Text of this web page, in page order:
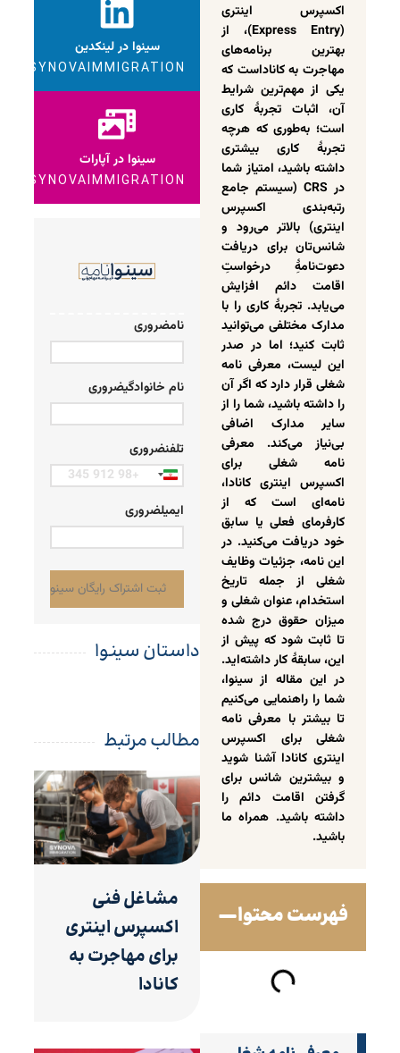
اکسپرس اینتری
(Express Entry)، از
بهترین برنامه‌های
مهاجرت به کاناداست که
یکی از مهم‌ترین شرایط
آن، اثبات تجربۀ کاری
است؛ به‌طوری که هرچه
تجربۀ کاری بیشتری
داشته باشید، امتیاز شما
در CRS (سیستم جامع
رتبه‌بندی اکسپرس
اینتری) بالاتر می‌رود و
شانس‌تان برای دریافت
دعوت‌نامۀِ درخواستِ
اقامت دائم افزایش
می‌یابد. تجربۀ کاری را با
مدارک مختلفی می‌توانید
ثابت کنید؛ اما در صدر
این لیست، معرفی نامه
شغلی قرار دارد که اگر آن
را داشته باشید، شما را از
سایر مدارک اضافی
بی‌نیاز می‌کند. معرفی
نامه شغلی برای
اکسپرس اینتری کانادا،
نامه‌ای است که از
کارفرمای فعلی یا سابق
خود دریافت می‌کنید. در
این نامه، جزئیات وظایف
شغلی از جمله تاریخ
استخدام، عنوان شغلی و
میزان حقوق درج شده
تا ثابت شود که پیش از
این، سابقۀ کار داشته‌اید.
در این مقاله از سینوا،
شما را راهنمایی می‌کنیم
تا بیشتر با معرفی نامه
شغلی برای اکسپرس
اینتری کانادا آشنا شوید
و بیشترین شانس برای
گرفتن اقامت دائم را
داشته باشید. همراه ما
باشید.
فهرست محتوا
سینوا در لینکدین
SYNOVAIMMIGRATION
سینوا در آپارات
SYNOVAIMMIGRATION
نامضروری
نام خانوادگیضروری
تلفنضروری
Iran
ایمیلضروری
داستان سینوا
مطالب مرتبط
مشاغل فنی
اکسپرس اینتری
برای مهاجرت به
کانادا